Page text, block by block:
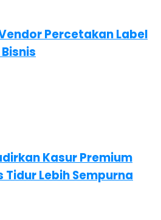
Percetakan Label
Kasur Premium
Lebih Sempurna